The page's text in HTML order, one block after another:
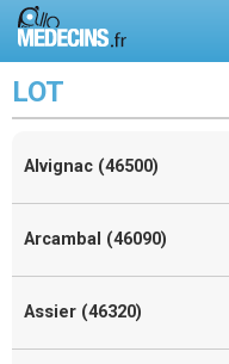
LOT
Alvignac (46500)
Arcambal (46090)
Assier (46320)